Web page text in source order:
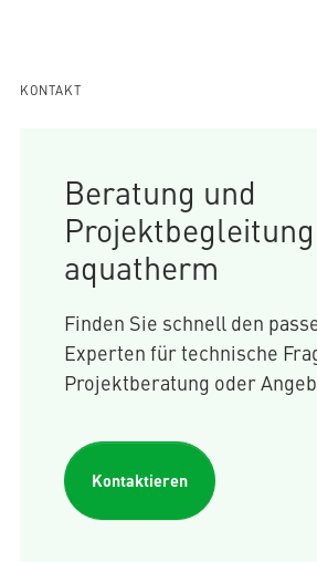
KONTAKT
Beratung und
aquatherm
Finden Sie schnell den
Experten für technische
Projektberatung oder
Kontaktieren